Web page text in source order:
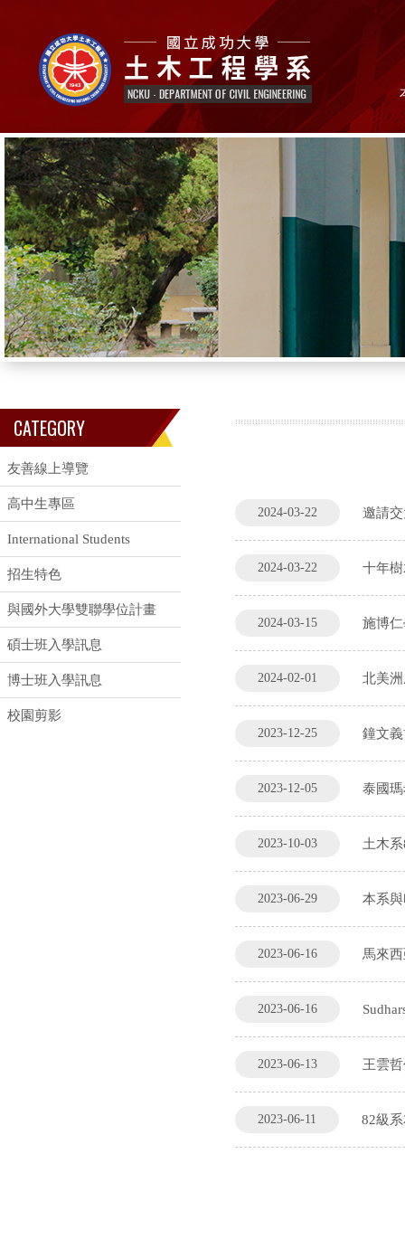
CATEGORY
友善線上導覽
高中生專區
International Students
招生特色
與國外大學雙聯學位計畫
碩士班入學訊息
博士班入學訊息
校園剪影
2024-03-22 邀請
2024-03-22 十年
2024-03-15 施博
2024-02-01 北美
2023-12-25 鐘文
2023-12-05 泰國
2023-10-03 土木
2023-06-29 本系
2023-06-16 馬來
2023-06-16
2023-06-13 王雲
2023-06-11 82級